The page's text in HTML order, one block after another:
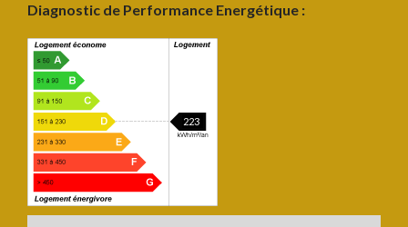
Diagnostic de Performance Energétique :
223